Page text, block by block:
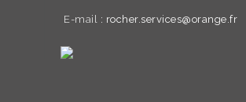
E-mail : rocher.services@orange.fr